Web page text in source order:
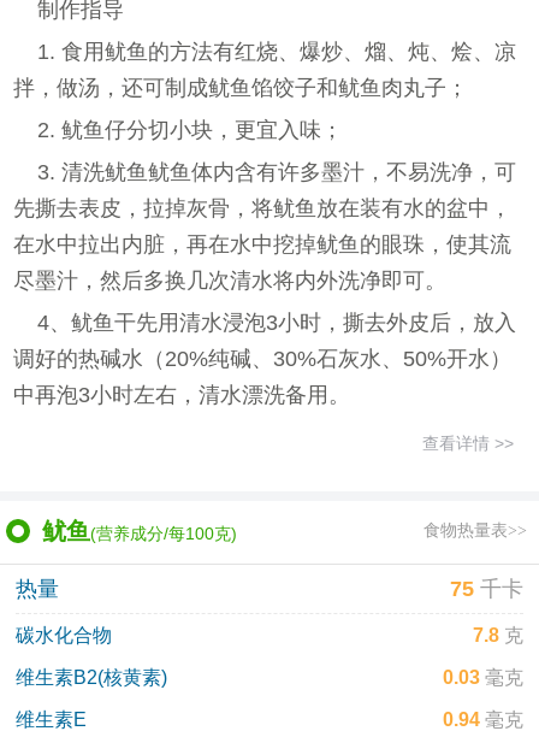
制作指导
1. 食用鱿鱼的方法有红烧、爆炒、熘、炖、烩、凉
拌，做汤，还可制成鱿鱼馅饺子和鱿鱼肉丸子；
2. 鱿鱼仔分切小块，更宜入味；
3. 清洗鱿鱼鱿鱼体内含有许多墨汁，不易洗净，可
先撕去表皮，拉掉灰骨，将鱿鱼放在装有水的盆中，
在水中拉出内脏，再在水中挖掉鱿鱼的眼珠，使其流
尽墨汁，然后多换几次清水将内外洗净即可。
4、鱿鱼干先用清水浸泡3小时，撕去外皮后，放入
调好的热碱水（20%纯碱、30%石灰水、50%开水）
中再泡3小时左右，清水漂洗备用。
查看详情 >>
鱿鱼(营养成分/每100克) 食物热量表>>
热量 75千卡
碳水化合物 7.8克
维生素B2(核黄素) 0.03毫克
维生素E 0.94毫克